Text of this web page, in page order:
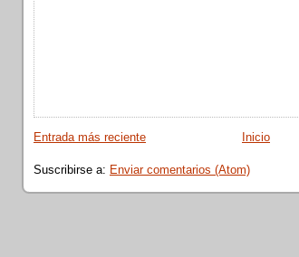
Entrada más reciente Inicio
Suscribirse a: Enviar comentarios (Atom)